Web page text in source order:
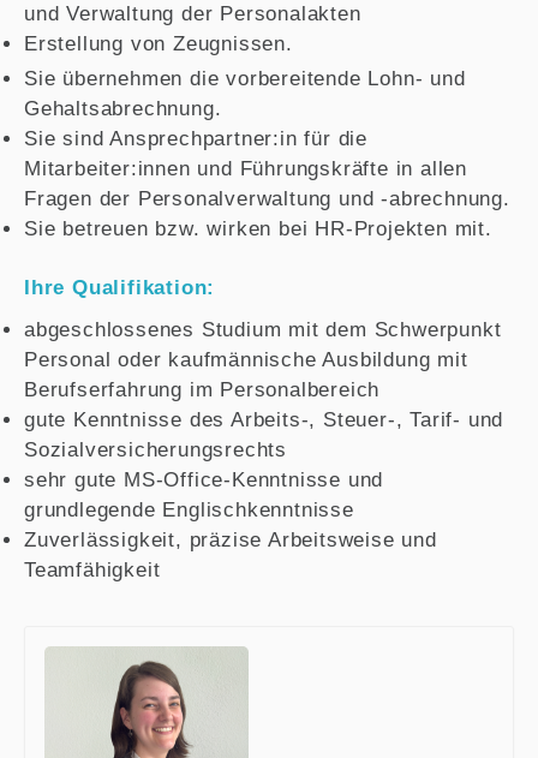
und Verwaltung der Personalakten
Erstellung von Zeugnissen.
Sie übernehmen die vorbereitende Lohn- und
Gehaltsabrechnung.
Sie sind Ansprechpartner:in für die
Mitarbeiter:innen und Führungskräfte in allen
Fragen der Personalverwaltung und -abrechnung.
Sie betreuen bzw. wirken bei HR-Projekten mit.
Ihre Qualifikation:
abgeschlossenes Studium mit dem Schwerpunkt
Personal oder kaufmännische Ausbildung mit
Berufserfahrung im Personalbereich
gute Kenntnisse des Arbeits-, Steuer-, Tarif- und
Sozialversicherungsrechts
sehr gute MS-Office-Kenntnisse und
grundlegende Englischkenntnisse
Zuverlässigkeit, präzise Arbeitsweise und
Teamfähigkeit